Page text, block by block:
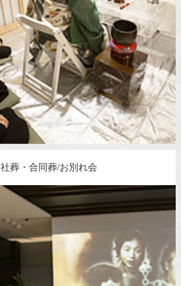
社葬・合同葬/お別れ会